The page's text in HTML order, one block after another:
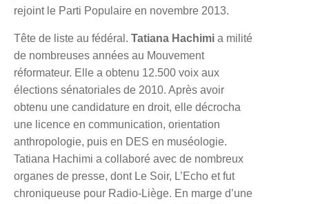
rejoint le Parti Populaire en novembre 2013.
Tête de liste au fédéral. Tatiana Hachimi a milité
de nombreuses années au Mouvement
réformateur. Elle a obtenu 12.500 voix aux
élections sénatoriales de 2010. Après avoir
obtenu une candidature en droit, elle décrocha
une licence en communication, orientation
anthropologie, puis en DES en muséologie.
Tatiana Hachimi a collaboré avec de nombreux
organes de presse, dont Le Soir, L’Echo et fut
chroniqueuse pour Radio-Liège. En marge d’une